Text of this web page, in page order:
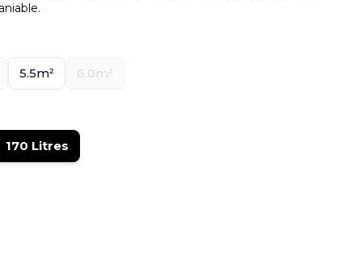
5.5m² 6.0m²
170 Litres